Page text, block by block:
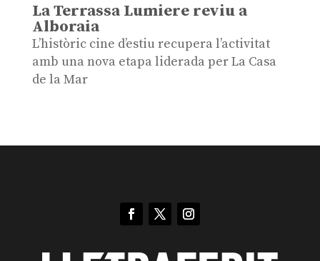
La Terrassa Lumiere reviu a
Alboraia
L’històric cine d’estiu recupera l’activitat
amb una nova etapa liderada per La Casa
de la Mar